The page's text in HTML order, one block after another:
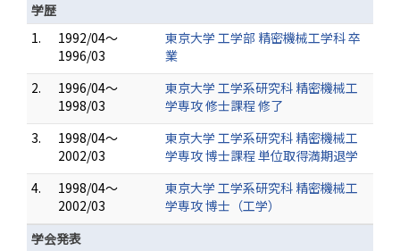
学歴
1.
1992/04～
1996/03
東京大学 工学部 精密機械工学科 卒
業
2.
1996/04～
1998/03
東京大学 工学系研究科 精密機械工
学専攻 修士課程 修了
3.
1998/04～
2002/03
東京大学 工学系研究科 精密機械工
学専攻 博士課程 単位取得満期退学
4.
1998/04～
2002/03
東京大学 工学系研究科 精密機械工
学専攻 博士（工学）
学会発表